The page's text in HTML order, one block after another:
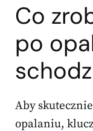
Co
po
Aby
opalaniu,